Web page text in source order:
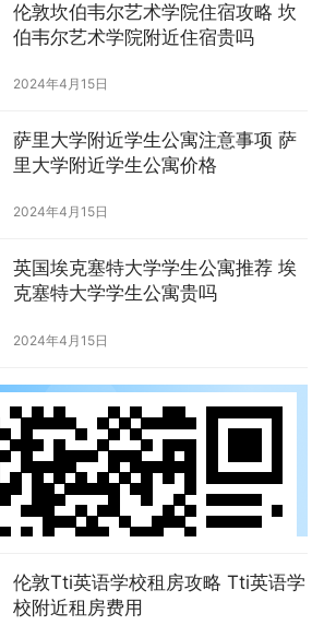
伦敦坎伯韦尔艺术学院住宿攻略 坎
伯韦尔艺术学院附近住宿贵吗
2024年4月15日
萨里大学附近学生公寓注意事项 萨
里大学附近学生公寓价格
2024年4月15日
英国埃克塞特大学学生公寓推荐 埃
克塞特大学学生公寓贵吗
2024年4月15日
伦敦Tti英语学校租房攻略 Tti英语学
校附近租房费用